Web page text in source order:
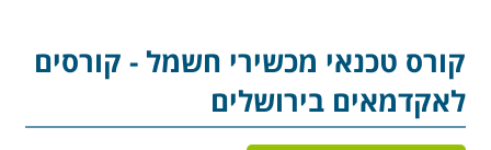
קורס טכנאי מכשירי חשמל- קורסים
לאקדמאים בירושלים